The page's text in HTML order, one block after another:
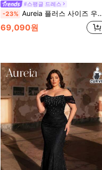
#스팽글 드레스
-23% Aureia 플러스 사이즈 우아한 럭셔리 블랙 스퀘어 넥 긴팔 드레스, 진주와 라인스톤으로 장식, 결혼식, 파티, 축하 행사, 공식 만찬 및 기타 행사에 적합
69,090원